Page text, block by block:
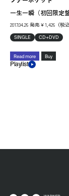
一生一瞬（初回限定盤
2017.04.26 発売￥1,426（税
SINGLE CD+DVD
Read more Buy
Playlist